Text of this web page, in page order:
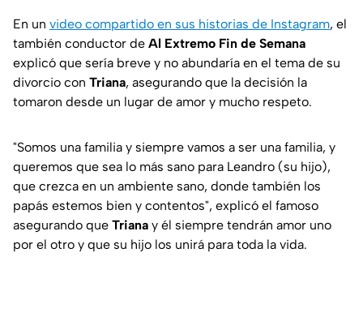
En un video compartido en sus historias de Instagram, el
también conductor de Al Extremo Fin de Semana
explicó que sería breve y no abundaría en el tema de su
divorcio con Triana, asegurando que la decisión la
tomaron desde un lugar de amor y mucho respeto.
"Somos una familia y siempre vamos a ser una familia, y
queremos que sea lo más sano para Leandro (su hijo),
que crezca en un ambiente sano, donde también los
papás estemos bien y contentos", explicó el famoso
asegurando que Triana y él siempre tendrán amor uno
por el otro y que su hijo los unirá para toda la vida.